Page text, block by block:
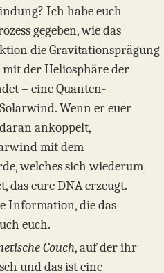
Ich habe euch
gegeben, wie das
die Gravitationsprägung
der Heliosphäre der
– eine Quanten-
Wenn er euer
ankoppelt,
mit dem
welches sich wiederum
das eure DNA erzeugt.
Information, die das
euch.
Couch, auf der ihr
und das ist eine